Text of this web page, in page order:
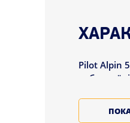
Pilot Alpin
роблять